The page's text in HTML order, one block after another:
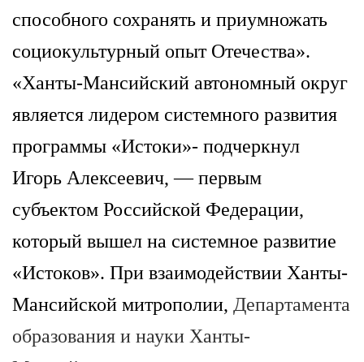
способного сохранять и приумножать
социокультурный опыт Отечества».
«Ханты-Мансийский автономный округ
является лидером системного развития
программы «Истоки»- подчеркнул
Игорь Алексеевич, — первым
субъектом Российской Федерации,
который вышел на системное развитие
«Истоков». При взаимодействии Ханты-
Мансийской митрополии, Департамента
образования и науки Ханты-